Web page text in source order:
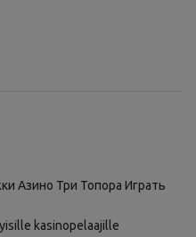
Азино Три Топора Играть
kasinopelaajille